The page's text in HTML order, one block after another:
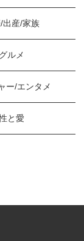
出産/家族
グルメ
ー/エンタメ
と愛